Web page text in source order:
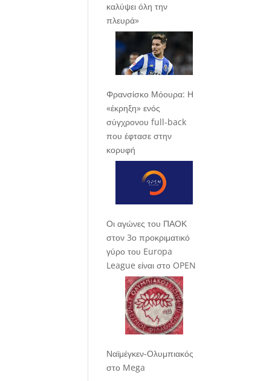
καλύψει όλη την
πλευρά»
Φρανσίσκο Μόουρα: Η
«έκρηξη» ενός
σύγχρονου full-back
που έφτασε στην
κορυφή
Οι αγώνες του ΠΑΟΚ
στον 3ο προκριματικό
γύρο του Europa
League είναι στο OPEN
Ναϊμέγκεν-Ολυμπιακός
στο Mega